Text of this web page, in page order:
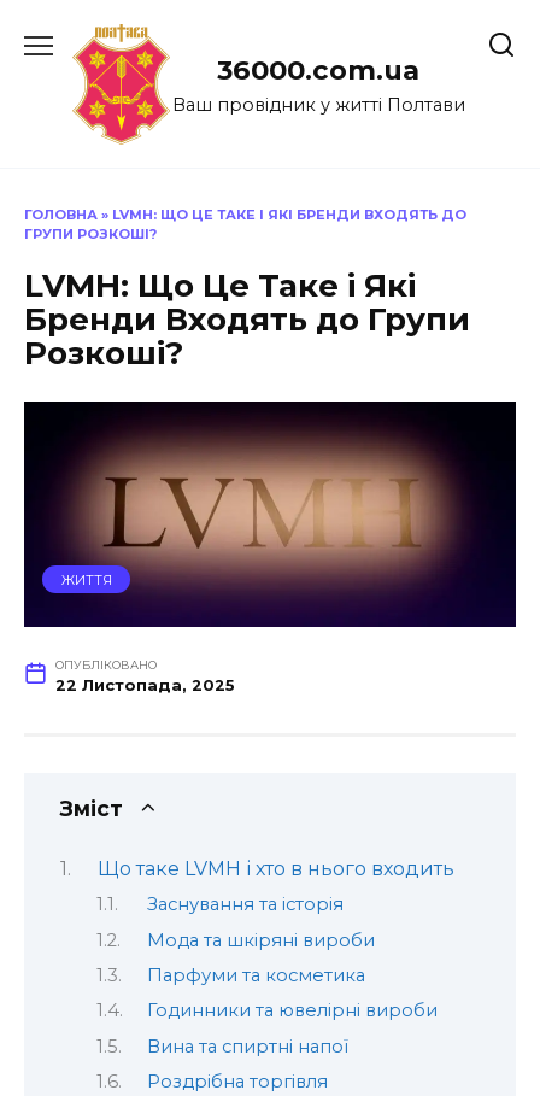
до
36000.com.ua
Ваш провідник у житті Полтави
ГОЛОВНА » LVMH: ЩО ЦЕ ТАКЕ І ЯКІ БРЕНДИ ВХОДЯТЬ ДО
ГРУПИ РОЗКОШІ?
LVMH: Що Це Таке і Які
Бренди Входять до Групи
Розкоші?
ЖИТТЯ
ОПУБЛІКОВАНО
22 Листопада, 2025
Зміст
Що таке LVMH і хто в нього входить
Заснування та історія
Мода та шкіряні вироби
Парфуми та косметика
Годинники та ювелірні вироби
Вина та спиртні напої
Роздрібна торгівля